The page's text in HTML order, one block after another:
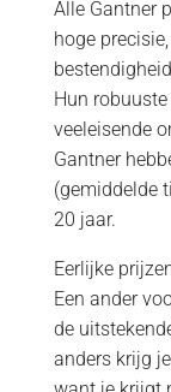
Alle Gantner
hoge
Hun
veeleisende
Gantner
(gemiddelde
20 jaar.
Eerlijke
Een ander
de
anders krijg